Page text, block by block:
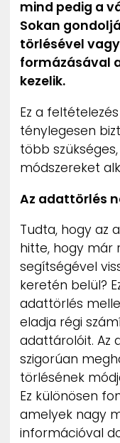
mind pedig a
Sokan
törlésével
formázásával
kezelik.
Ez a
ténylegesen
több
módszereket
Az adattörlés
Tudta, hogy az
hitte, hogy már
segítségével
keretén belül?
adattörlés
eladja régi
adattárolóit. Az
szigorúan
törlésének
Ez különösen
amelyek nagy
információval